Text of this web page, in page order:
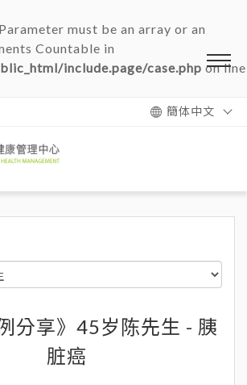
must be an array or an
Countable in
include.page/case.php on line
簡体中文
分享》45岁陈先生 - 胰
脏癌